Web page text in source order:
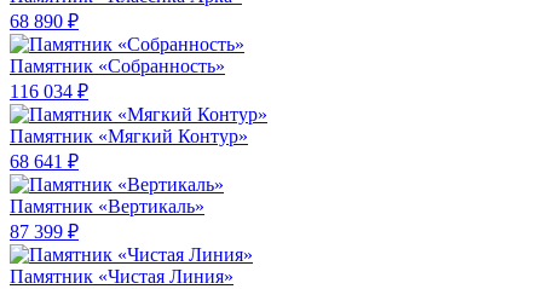
68 890 ₽
Памятник «Собранность»
116 034 ₽
Памятник «Мягкий Контур»
68 641 ₽
Памятник «Вертикаль»
87 399 ₽
Памятник «Чистая Линия»